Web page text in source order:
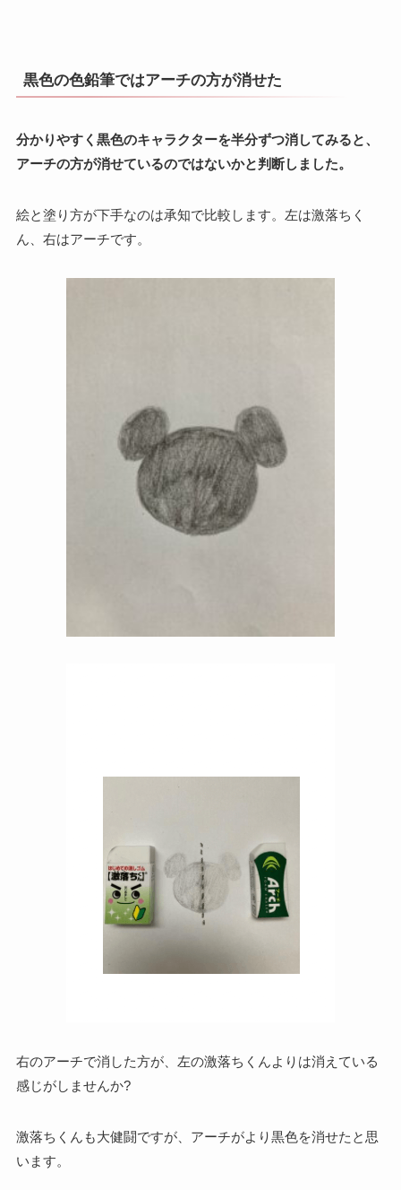
黒色の色鉛筆ではアーチの方が消せた
分かりやすく黒色のキャラクターを半分ずつ消してみると、
アーチの方が消せているのではないかと判断しました。
絵と塗り方が下手なのは承知で比較します。左は激落ちく
ん、右はアーチです。
右のアーチで消した方が、左の激落ちくんよりは消えている
感じがしませんか?
激落ちくんも大健闘ですが、アーチがより黒色を消せたと思
います。